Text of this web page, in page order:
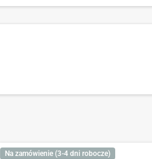
Na zamówienie (3-4 dni robocze)